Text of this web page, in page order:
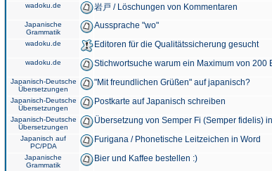
wadoku.de 岩戸 / Löschungen von Kommentaren
Japanische
Grammatik
Aussprache "wo"
wadoku.de Editoren für die Qualitätssicherung gesucht
wadoku.de Stichwortsuche warum ein Maximum von 200
Japanisch-Deutsche
Übersetzungen
"Mit freundlichen Grüßen" auf japanisch?
Japanisch-Deutsche
Übersetzungen
Postkarte auf Japanisch schreiben
Japanisch-Deutsche
Übersetzungen
Übersetzung von Semper Fi (Semper fidelis)
Japanisch auf
PC/PDA
Furigana / Phonetische Leitzeichen in Word
Japanische
Grammatik
Bier und Kaffee bestellen :)